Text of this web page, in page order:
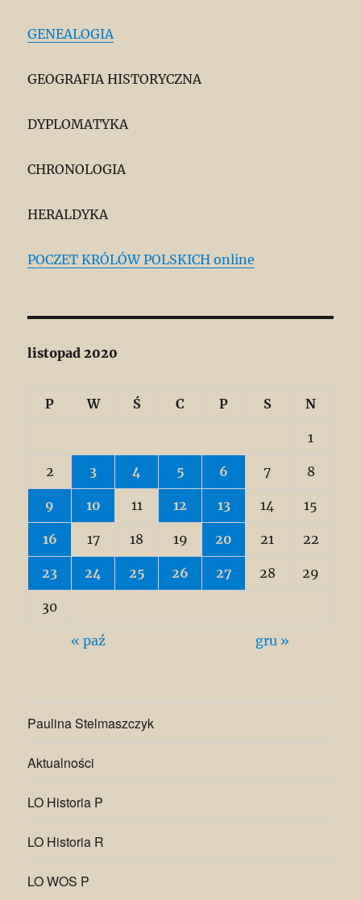
GENEALOGIA
GEOGRAFIA HISTORYCZNA
DYPLOMATYKA
CHRONOLOGIA
HERALDYKA
POCZET KRÓLÓW POLSKICH online
listopad 2020
P W Ś C P S N
1
2 3 4 5 6 7 8
9 10 11 12 13 14 15
16 17 18 19 20 21 22
23 24 25 26 27 28 29
30
« paź gru »
Paulina Stelmaszczyk
Aktualności
LO Historia P
LO Historia R
LO WOS P